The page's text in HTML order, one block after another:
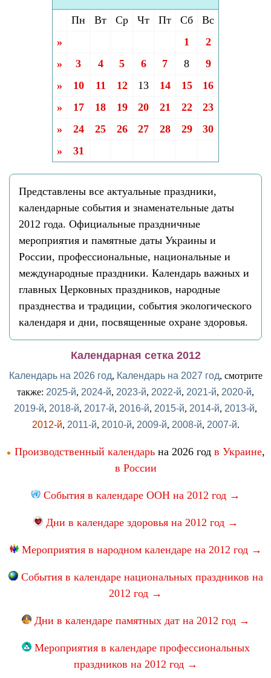
Пн Вт Ср Чт Пт Сб
Вс
»
1
2
»
3 4 5 6 7 8
9
»
10 11 12 13 14 15
16
»
17 18 19 20 21 22
23
»
24 25 26 27 28 29
30
»
31
Представлены все актуальные праздники,
календарные события и знаменательные даты
2012 года. Официальные праздничные
мероприятия и памятные даты Украины и
России, профессиональные, национальные и
международные праздники. Календарь важных и
главных Церковных праздников, народные
празднества и традиции, события экологического
календаря и дни, посвященные охране здоровья.
Календарная сетка 2012
Календарь на 2026 год, Календарь на 2027 год, смотрите
также: 2025-й, 2024-й, 2023-й, 2022-й, 2021-й, 2020-й,
2019-й, 2018-й, 2017-й, 2016-й, 2015-й, 2014-й, 2013-й,
2012-й, 2011-й, 2010-й, 2009-й, 2008-й, 2007-й.
Производственный календарьна 2026 год в Украине,
в России
События в календаре ООН на 2012 год →
Дни в календаре здоровья на 2012 год →
Мероприятия в народном календаре на 2012 год →
События в календаре национальных праздников на
2012 год →
Дни в календаре памятных дат на 2012 год →
Мероприятия в календаре профессиональных
праздников на 2012 год →